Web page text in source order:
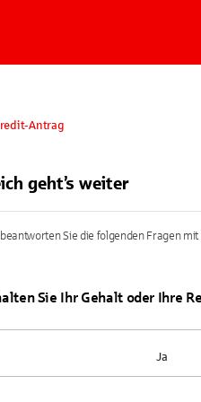
Antrag
geht’s weiter
Sie die folgenden Fragen mit
Sie Ihr Gehalt oder Ihre
Ja